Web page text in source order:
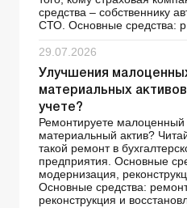
средства – собственнику
СТО. Основные средства:
29.07.2026
Улучшения
материальных
учете?
Ремонтируете
материальный актив?
такой ремонт в
предприятия. Основные
модернизация,
Основные средства:
реконструкция и